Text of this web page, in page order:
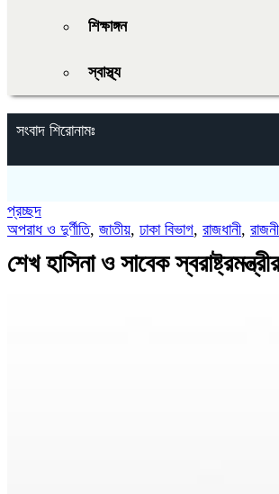
শিক্ষাঙ্গন
স্বাস্থ্য
সংবাদ শিরোনামঃ
প্রচ্ছদ
অপরাধ ও দুর্ণীতি, জাতীয়, ঢাকা বিভাগ, রাজধানী,
শেখ হাসিনা ও সাবেক